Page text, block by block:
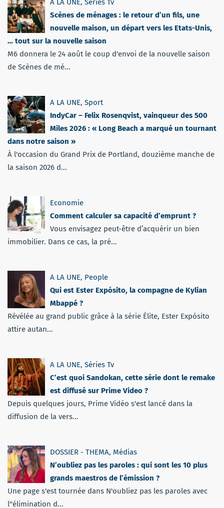
A LA UNE, Séries Tv
Scènes de ménages : le retour d’un fils, une
nouvelle maison, un départ vers les Etats-Unis,
… tout sur la nouvelle saison
M6 donnera le 24 août le coup d'envoi de la nouvelle saison
de Scènes de mé...
A LA UNE, Sport
IndyCar – Felix Rosenqvist, vainqueur des 500
Miles 2026 : « Long Beach a marqué un tournant
dans notre saison »
À l'occasion du Grand Prix de Portland, douzième manche de
la saison 2026 d...
Economie
Comment calculer sa capacité d’emprunt ?
Vous envisagez peut-être d’acquérir un bien
immobilier. Dans ce cas, la pré...
A LA UNE, People
Qui est Ester Expósito, la compagne de Kylian
Mbappé ?
Révélée au grand public grâce à la série Élite, Ester Expósito
attire autan...
A LA UNE, Séries Tv
C’est quoi Sandokan, cette série dont le remake
est diffusé sur Prime Video ?
Depuis quelques jours, Prime Vidéo s'est lancé dans la
diffusion de la vers...
DOSSIER - THEMA, Médias
N’oubliez pas les paroles : qui sont les 10 plus
grands maestros de l’émission ?
Une page s'est tournée dans N'oubliez pas les paroles avec
l''élimination d...